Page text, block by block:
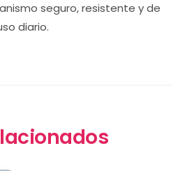
seguro, resistente y de
diario.